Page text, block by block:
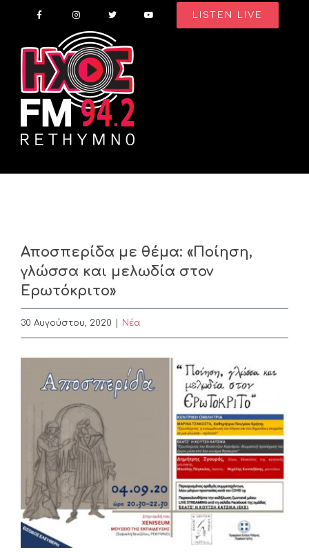
content
LISTEN LIVE
Αποσπερίδα με θέμα: «Ποίηση,
γλώσσα και μελωδία στον
Ερωτόκριτο»
30 Αυγούστου, 2020 Nέα
Larger
Image